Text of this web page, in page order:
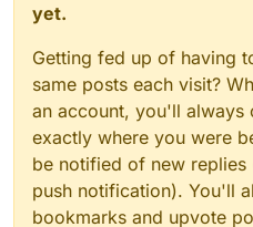
������������ � � ���
������������ ��� ���
The deities have
paganism  to
industrious. One
      island
long
yet.
Getting fed up of having
same posts each visit?
an account, you'll always
exactly where you were
be notified of new
push notification). You'll
bookmarks and upvote